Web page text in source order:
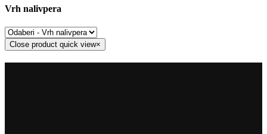
Vrh nalivpera
Close product quick view×